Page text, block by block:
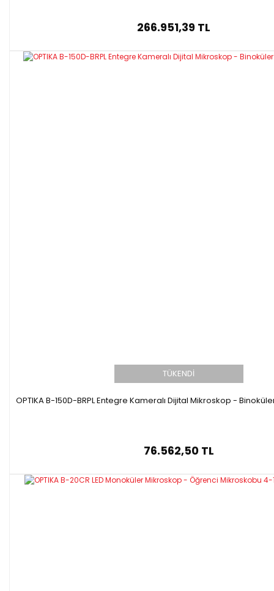
266.951,39 TL
TÜKENDİ
OPTIKA B-150D-BRPL Entegre Kameralı Dijital Mikroskop -
76.562,50 TL